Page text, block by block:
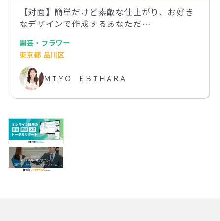
【対面】簡単だけど素敵な仕上がり、お好き
なデザインで作成するあなただ…
園芸・フラワー
東京都 品川区
ＭＩＹＯ ＥＢＩＨＡＲＡ